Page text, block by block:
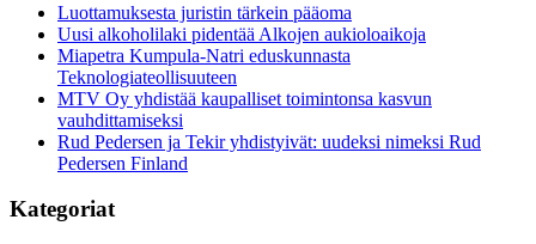
Luottamuksesta juristin tärkein pääoma
Uusi alkoholilaki pidentää Alkojen aukioloaikoja
Miapetra Kumpula-Natri eduskunnasta
Teknologiateollisuuteen
MTV Oy yhdistää kaupalliset toimintonsa kasvun
vauhdittamiseksi
Rud Pedersen ja Tekir yhdistyivät: uudeksi nimeksi Rud
Pedersen Finland
Kategoriat